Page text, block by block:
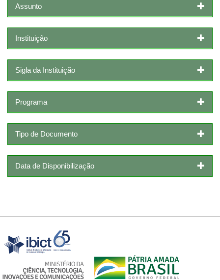
Assunto
Instituição
Sigla da Instituição
Programa
Tipo de Documento
Data de Disponibilização